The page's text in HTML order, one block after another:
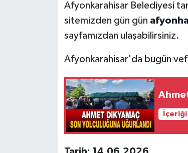
Afyonkarahisar Belediyesi
sitemizden gün gün
sayfamızdan ulaşabilirsiniz.
Afyonkarahisar'da bugün